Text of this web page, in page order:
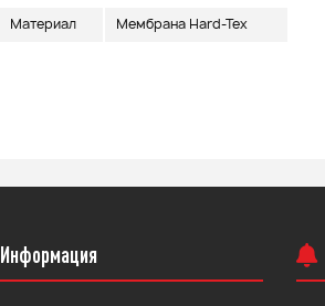
Материал Мембрана Hard-Tex
Информация